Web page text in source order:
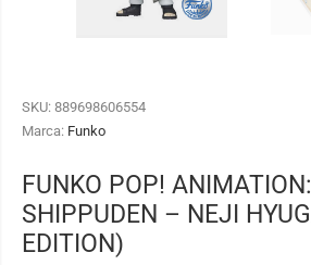
SKU: 889698606554
Marca: Funko
FUNKO POP!
SHIPPUDEN – NEJI
EDITION)